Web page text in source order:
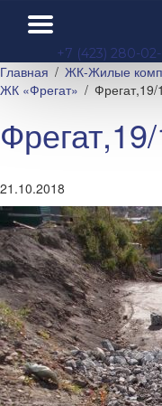
+7 (423) 280-
Главная
ЖК-Жилые
ЖК «Фрегат»
Фрегат,19/
21.10.2018